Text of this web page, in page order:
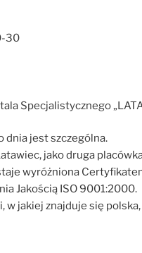
30
Specjalistycznego
dnia jest szczególna.
jako druga
wyróżniona
Jakością ISO 9001:2000.
w jakiej znajduje się polska,